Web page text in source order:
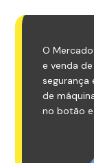
O
e venda
segurança
de
no botão